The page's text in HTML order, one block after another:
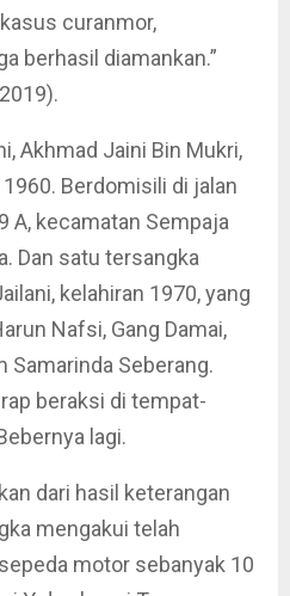
curanmor,
berhasil diamankan.”
Akhmad Jaini Bin Mukri,
Berdomisili di jalan
A, kecamatan Sempaja
Dan satu tersangka
kelahiran 1970, yang
Nafsi, Gang Damai,
Samarinda Seberang.
beraksi di tempat-
lagi.
dari hasil keterangan
mengakui telah
motor sebanyak 10